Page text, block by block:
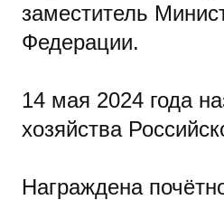
заместитель
Федерации.
14 мая 2024 года
хозяйства
Награждена